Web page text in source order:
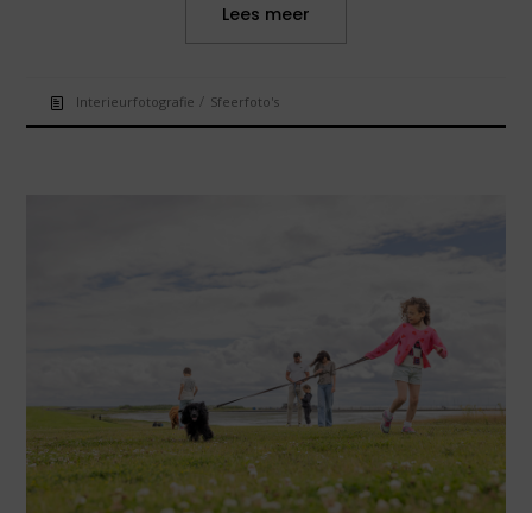
Lees meer
Interieurfotografie / Sfeerfoto's